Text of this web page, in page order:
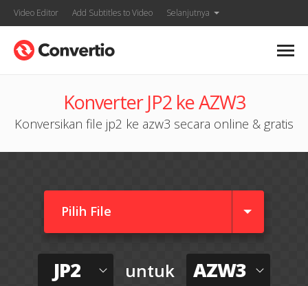
Video Editor Add Subtitles to Video Selanjutnya
Konverter JP2 ke AZW3
Konversikan file jp2 ke azw3 secara online & gratis
Pilih File
JP2 untuk AZW3